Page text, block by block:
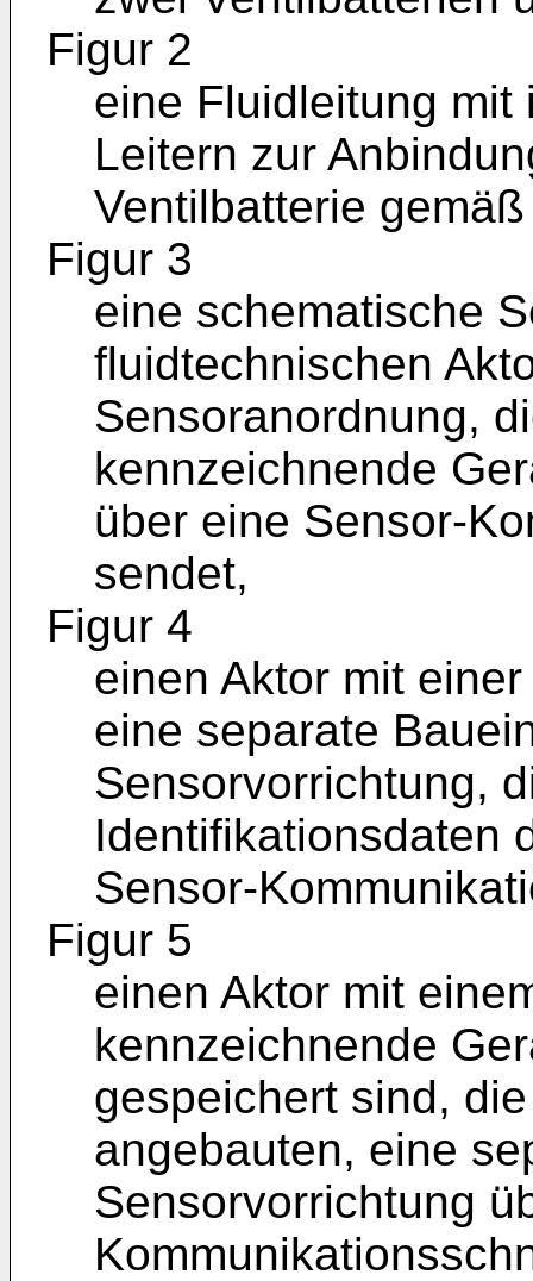
Figur 2
eine Fluidleitung
Leitern zur
Ventilbatterie
Figur 3
eine schematische
fluidtechnischen
Sensoranordnung,
kennzeichnende
über eine Sensor-
sendet,
Figur 4
einen Aktor mit
eine separate
Sensorvorrichtung,
Identifikationsdaten
Sensor-
Figur 5
einen Aktor mit
kennzeichnende
gespeichert sind,
angebauten, eine
Sensorvorrichtung